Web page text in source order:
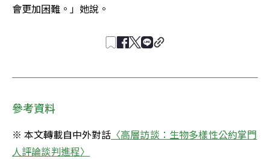
會更加困難。」她說。
參考資料
※ 本文轉載自中外對話 〈高層訪談：生物多樣性公約掌門
人評論談判進程〉